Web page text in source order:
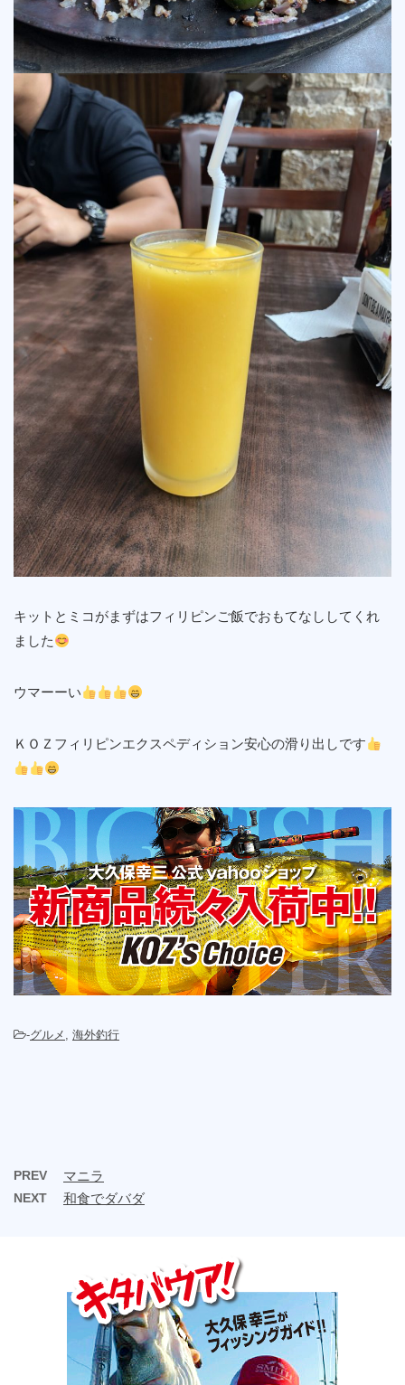
キットとミコがまずはフィリピンご飯でおもてなししてくれ
ました
ウマーーい
ＫＯＺフィリピンエクスペディション安心の滑り出しです
-グルメ , 海外釣行
PREV マニラ
NEXT 和食でダバダ